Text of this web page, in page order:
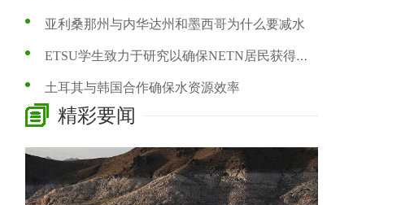
亚利桑那州与内华达州和墨西哥为什么要减水
ETSU学生致力于研究以确保NETN居民获得清洁的饮用水
土耳其与韩国合作确保水资源效率
服装对全球水资源的影响至关重要
干旱对美国西部水资源有什么影响
研究将伊拉克南部水资源危机归咎于管理不善
精彩要闻